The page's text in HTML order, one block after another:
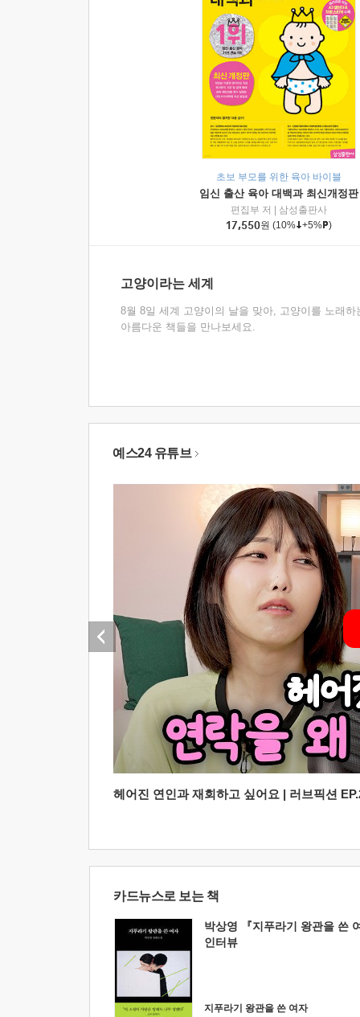
초보 부모를 위한 육아 바이블
임신 출산 육아 대백과 최신개정판
편집부 저
삼성출판사
17,550원 (10% +5% )
고양이라는 세계
8월 8일 세계 고양이의 날을 맞아, 고양이를 노래하
아름다운 책들을 만나보세요.
예스24 유튜브
헤어진 연인과 재회하고 싶어요 | 러브픽션
카드뉴스로 보는 책
박상영 『지푸라기 왕관을 쓴
인터뷰
지푸라기 왕관을 쓴 여자